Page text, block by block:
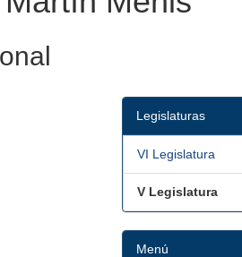
Legislaturas
VI Legislatura
V Legislatura
Menú